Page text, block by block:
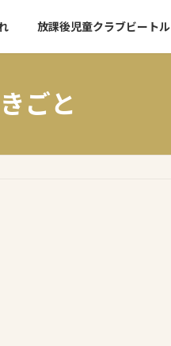
放課後児童クラブビートル
ごと